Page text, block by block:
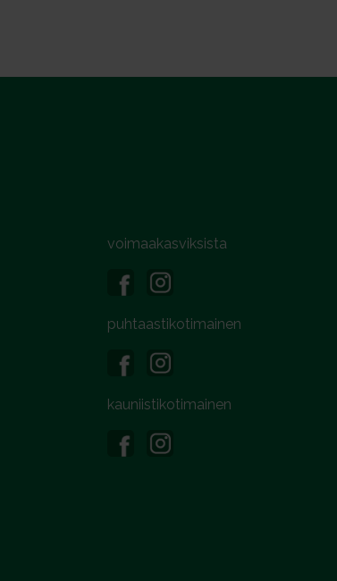
voimaakasviksista
puhtaastikotimainen
kauniistikotimainen